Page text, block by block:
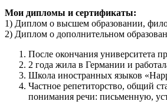
Мои дипломы и сертификаты:
1) Диплом о высшем образовании,
2) Диплом о дополнительном
После окончания университета
2 года жила в Германии и
Школа иностранных языков
Частное репетиторство, общий
понимания речи: письменную,